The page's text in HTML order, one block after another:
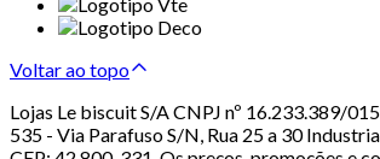
Voltar ao topo
Lojas Le biscuit S/A CNPJ nº 16.233.389/
535 - Via Parafuso S/N, Rua 25 a 30